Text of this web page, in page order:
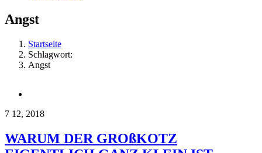
Angst
Startseite
Schlagwort:
Angst
7 12, 2018
WARUM DER GROßKOTZ